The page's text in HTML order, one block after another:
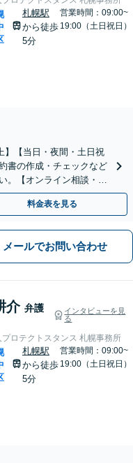
札幌駅
から徒歩
5分
営業時間：09:00~
19:00（土日祝日）
】【当日・夜間・土日祝
書の作成・チェックなど
。【オンライン相談・電
料金表を見る
メールでお問い合わせ
介 弁護
インタビューを見
る
ロテクトスタンス 札幌事務所
札幌駅
から徒歩
5分
営業時間：09:00~
19:00（土日祝日）